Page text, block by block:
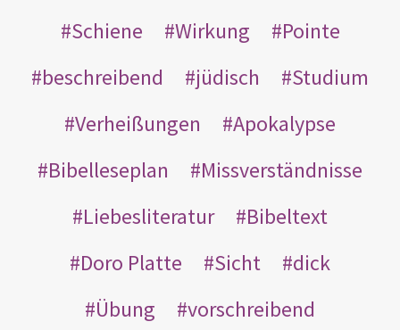
Schiene Wirkung
Pointe
beschreibend
jüdisch
Studium
Verheißungen
Apokalypse
Bibelleseplan
Missverständnisse
Liebesliteratur
Bibeltext
Doro Platte
Sicht
dick
Übung
vorschreibend